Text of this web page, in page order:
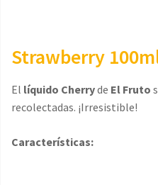
Strawberry
El líquido Cherryde El Fruto
recolectadas. ¡Irresistible!
Características: